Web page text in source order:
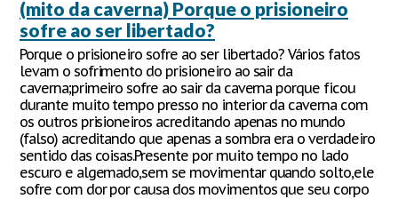
(mito da caverna) Porque o prisioneiro
sofre ao ser libertado?
Porque o prisioneiro sofre ao ser libertado? Vários fatos
levam o sofrimento do prisioneiro ao sair da
caverna;primeiro sofre ao sair da caverna porque ficou
durante muito tempo presso no interior da caverna com
os outros prisioneiros acreditando apenas no mundo
(falso) acreditando que apenas a sombra era o verdadeiro
sentido das coisas.Presente por muito tempo no lado
escuro e algemado,sem se movimentar quando solto,ele
sofre com dor por causa dos movimentos que seu corpo